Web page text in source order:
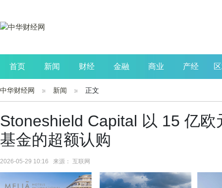
首页 新闻 财经 金融 商业 产经
公司 生活 读书
中华财经网 新闻 正文
Stoneshield Capital 以 15 亿
基金的超额认购
2026-05-29 10:16 来源： 互联网